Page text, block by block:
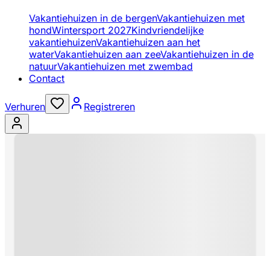
Vakantiehuizen in de bergenVakantiehuizen met
hondWintersport 2027Kindvriendelijke
vakantiehuizenVakantiehuizen aan het
waterVakantiehuizen aan zeeVakantiehuizen in de
natuurVakantiehuizen met zwembad
Contact
Verhuren Registreren